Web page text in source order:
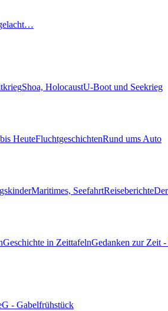
Shoa, HolocaustU-Boot und Seekrieg
HeuteFluchtgeschichtenRund ums Auto
Maritimes, SeefahrtReiseberichte
Geschichte in ZeittafelnGedanken zur Zeit
G - Gabelfrühstück